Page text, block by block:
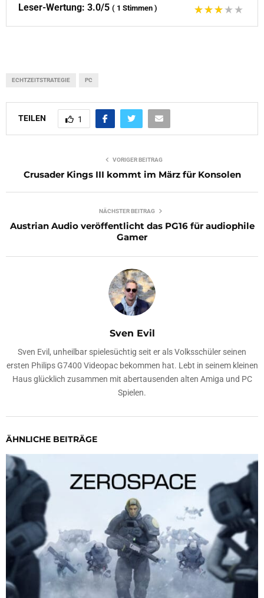
Leser-Wertung: 3.0/5 ( 1 Stimmen )
ECHTZEITSTRATEGIE PC
TEILEN 1
VORIGER BEITRAG
Crusader Kings III kommt im März für Konsolen
NÄCHSTER BEITRAG
Austrian Audio veröffentlicht das PG16 für audiophile
Gamer
Sven Evil
Sven Evil, unheilbar spielesüchtig seit er als Volksschüler seinen
ersten Philips G7400 Videopac bekommen hat. Lebt in seinem kleinen
Haus glücklich zusammen mit abertausenden alten Amiga und PC
Spielen.
ÄHNLICHE BEITRÄGE